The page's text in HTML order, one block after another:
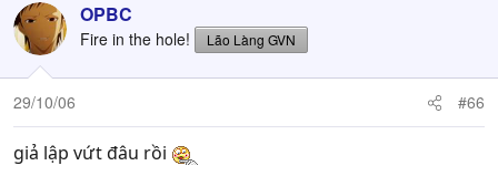
OPBC
Fire in the hole! Lão Làng GVN
29/10/06 #66
giả lập vứt đâu rồi